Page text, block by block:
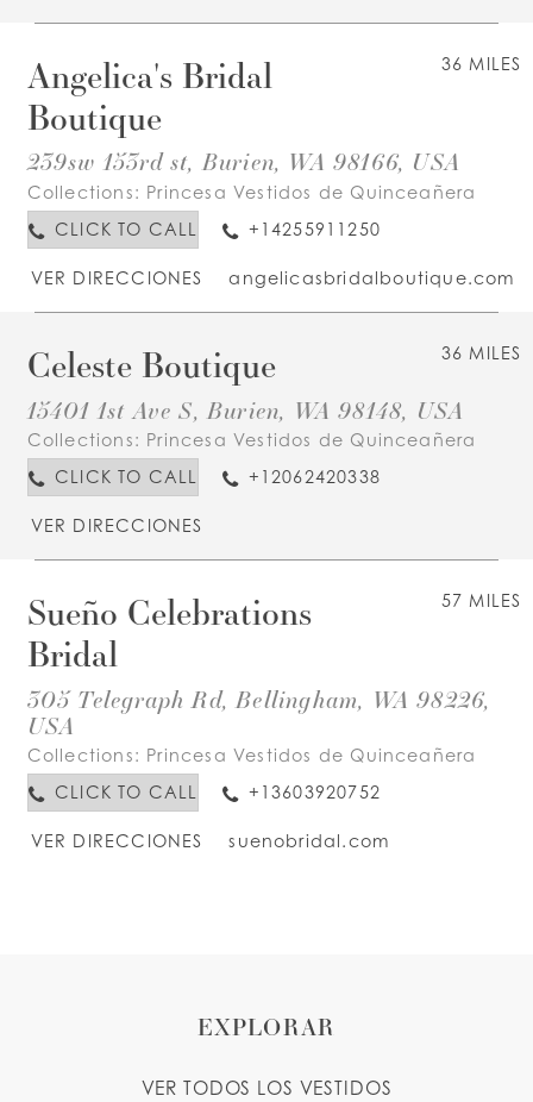
36 MILES
Angelica's Bridal
Boutique
239sw 153rd st, Burien, WA 98166, USA
Collections: Princesa Vestidos de Quinceañera
CLICK TO CALL
+14255911250
VER DIRECCIONES angelicasbridalboutique.com
36 MILES
Celeste Boutique
15401 1st Ave S, Burien, WA 98148, USA
Collections: Princesa Vestidos de Quinceañera
CLICK TO CALL
+12062420338
VER DIRECCIONES
57 MILES
Sueño Celebrations
Bridal
305 Telegraph Rd, Bellingham, WA 98226,
USA
Collections: Princesa Vestidos de Quinceañera
CLICK TO CALL
+13603920752
VER DIRECCIONES suenobridal.com
EXPLORAR
VER TODOS LOS VESTIDOS